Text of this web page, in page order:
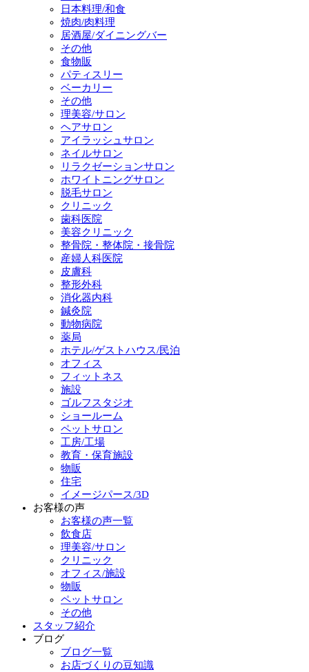
日本料理/和食
焼肉/肉料理
居酒屋/ダイニングバー
その他
食物販
パティスリー
ベーカリー
その他
理美容/サロン
ヘアサロン
アイラッシュサロン
ネイルサロン
リラクゼーションサロン
ホワイトニングサロン
脱毛サロン
クリニック
歯科医院
美容クリニック
整骨院・整体院・接骨院
産婦人科医院
皮膚科
整形外科
消化器内科
鍼灸院
動物病院
薬局
ホテル/ゲストハウス/民泊
オフィス
フィットネス
施設
ゴルフスタジオ
ショールーム
ペットサロン
工房/工場
教育・保育施設
物販
住宅
イメージパース/3D
お客様の声
お客様の声一覧
飲食店
理美容/サロン
クリニック
オフィス/施設
物販
ペットサロン
その他
スタッフ紹介
ブログ
ブログ一覧
お店づくりの豆知識